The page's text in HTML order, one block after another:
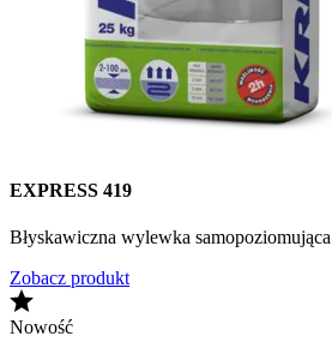
EXPRESS 419
Błyskawiczna wylewka samopoziomująca
Zobacz produkt
Nowość